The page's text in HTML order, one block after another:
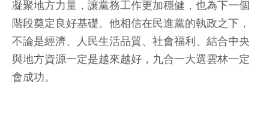
凝聚地方力量，讓黨務工作更加穩健，也為下一個
階段奠定良好基礎。他相信在民進黨的執政之下，
不論是經濟、人民生活品質、社會福利、結合中央
與地方資源一定是越來越好，九合一大選雲林一定
會成功。